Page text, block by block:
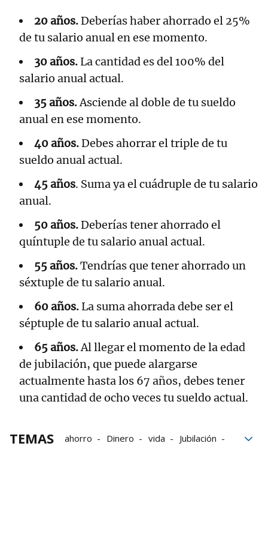
20 años.Deberías haber ahorrado el 25%
de tu salario anual en ese momento.
30 años.La cantidad es del 100% del
salario anual actual.
35 años.Asciende al doble de tu sueldo
anual en ese momento.
40 años.Debes ahorrar el triple de tu
sueldo anual actual.
45 años. Suma ya el cuádruple de tu salario
anual.
50 años.Deberías tener ahorrado el
quíntuple de tu salario anual actual.
55 años.Tendrías que tener ahorrado un
séxtuple de tu salario anual.
60 años.La suma ahorrada debe ser el
séptuple de tu salario anual actual.
65 años.Al llegar el momento de la edad
de jubilación, que puede alargarse
actualmente hasta los 67 años, debes tener
una cantidad de ocho veces tu sueldo actual.
TEMAS ahorro Dinero vida
Jubilación